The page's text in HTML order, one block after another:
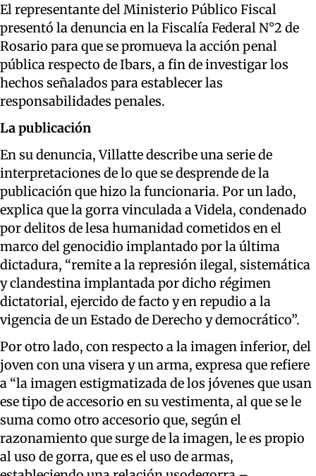
El representante del Ministerio Público Fiscal
presentó la denuncia en la Fiscalía Federal N°2 de
Rosario para que se promueva la acción penal
pública respecto de Ibars, a fin de investigar los
hechos señalados para establecer las
responsabilidades penales.
La publicación
En su denuncia, Villatte describe una serie de
interpretaciones de lo que se desprende de la
publicación que hizo la funcionaria. Por un lado,
explica que la gorra vinculada a Videla, condenado
por delitos de lesa humanidad cometidos en el
marco del genocidio implantado por la última
dictadura, “remite a la represión ilegal, sistemática
y clandestina implantada por dicho régimen
dictatorial, ejercido de facto y en repudio a la
vigencia de un Estado de Derecho y democrático”.
Por otro lado, con respecto a la imagen inferior, del
joven con una visera y un arma, expresa que refiere
a “la imagen estigmatizada de los jóvenes que usan
ese tipo de accesorio en su vestimenta, al que se le
suma como otro accesorio que, según el
razonamiento que surge de la imagen, le es propio
al uso de gorra, que es el uso de armas,